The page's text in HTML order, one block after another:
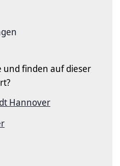
und finden auf dieser
Hannover